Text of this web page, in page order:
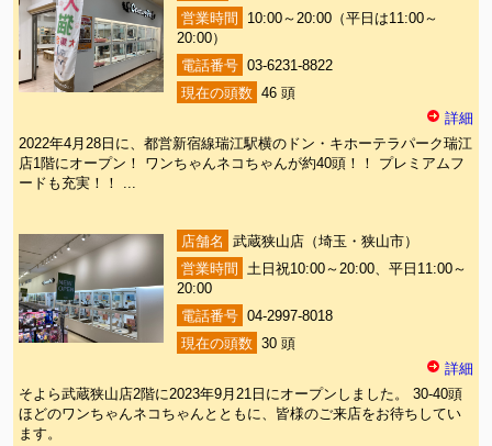
営業時間
10:00～20:00（平日は11:00～
20:00）
電話番号 03-6231-8822
現在の頭数 46 頭
詳細
2022年4月28日に、都営新宿線瑞江駅横のドン・キホーテラパーク瑞江
店1階にオープン！ ワンちゃんネコちゃんが約40頭！！ プレミアムフ
ードも充実！！ ...
店舗名
武蔵狭山店（埼玉・狭山市）
営業時間
土日祝10:00～20:00、平日11:00～
20:00
電話番号 04-2997-8018
現在の頭数 30 頭
詳細
そよら武蔵狭山店2階に2023年9月21日にオープンしました。 30-40頭
ほどのワンちゃんネコちゃんとともに、皆様のご来店をお待ちしてい
ます。